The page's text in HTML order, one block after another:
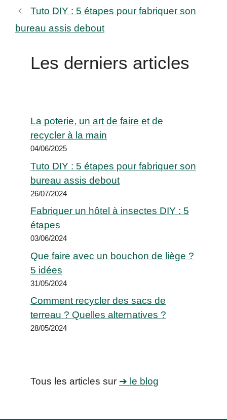
Tuto DIY : 5 étapes pour fabriquer son
bureau assis debout
Les derniers articles
La poterie, un art de faire et de
recycler à la main
04/06/2025
Tuto DIY : 5 étapes pour fabriquer son
bureau assis debout
26/07/2024
Fabriquer un hôtel à insectes DIY : 5
étapes
03/06/2024
Que faire avec un bouchon de liège ?
5 idées
31/05/2024
Comment recycler des sacs de
terreau ? Quelles alternatives ?
28/05/2024
Tous les articles sur ➔ le blog